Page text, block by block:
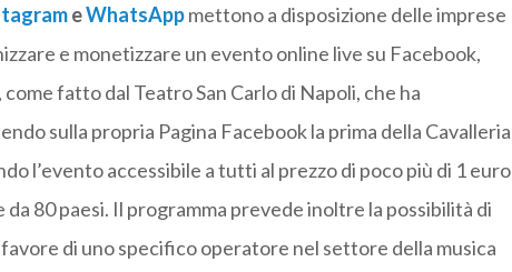
eWhatsAppmettono a disposizione delle imprese
e monetizzare un evento online live su Facebook,
fatto dal Teatro San Carlo di Napoli, che ha
sulla propria Pagina Facebook la prima della Cavalleria
l’evento accessibile a tutti al prezzo di poco più di 1 euro
80 paesi. Il programma prevede inoltre la possibilità di
di uno specifico operatore nel settore della musica